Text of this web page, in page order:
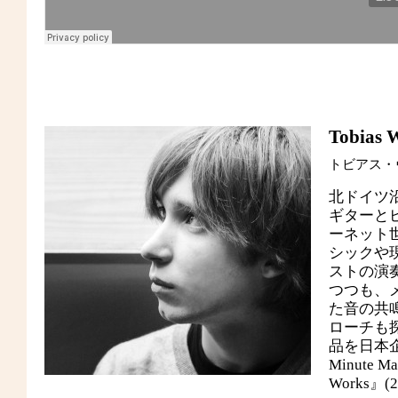
Tobias
トビアス
北ドイツ
ギターと
ーネット
シックや
ストの演
つつも、
た音の共
ローチも
品を日本
Minute
Works』